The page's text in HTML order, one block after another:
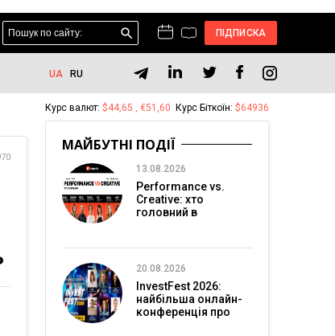
ПІДПИСКА
UA RU
Курс валют: $44,65 , €51,60 Курс Біткоїн: $64936
МАЙБУТНІ ПОДІЇ
13.08.2026
Performance vs.
Creative: хто
головний в
20.08.2026
InvestFest 2026:
найбільша онлайн-
конференція про